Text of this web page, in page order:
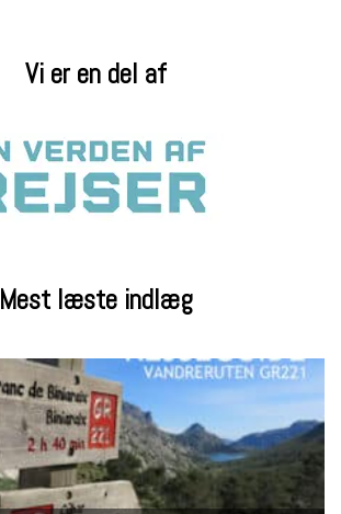
Vi er en del af
Mest læste indlæg